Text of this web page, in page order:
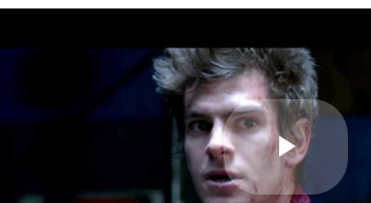
Play